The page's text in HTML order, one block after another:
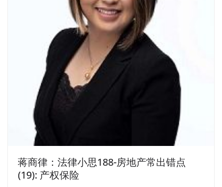
蒋商律：法律小思188-房地产常出错点
(19): 产权保险